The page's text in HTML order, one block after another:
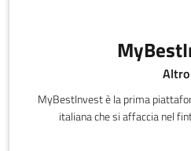
Altro
MyBestInvest è la prima
italiana che si affaccia nel